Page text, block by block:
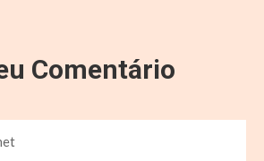
Comentário